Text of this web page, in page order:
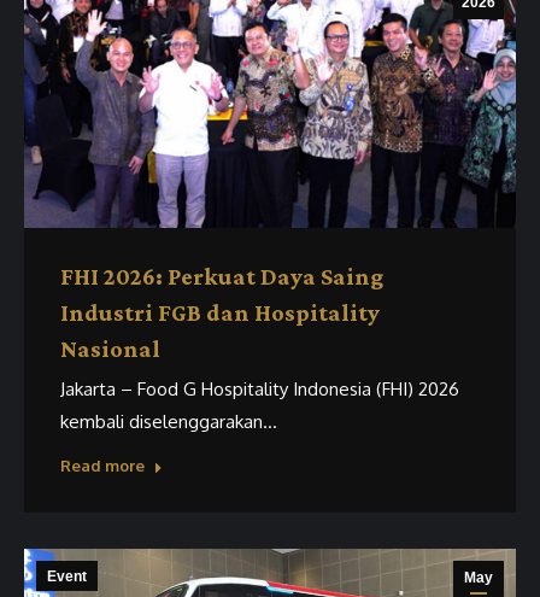
FHI 2026: Perkuat Daya Saing
Industri FGB dan Hospitality
Nasional
Jakarta – Food G Hospitality Indonesia (FHI) 2026
kembali diselenggarakan…
Read more
May
Event